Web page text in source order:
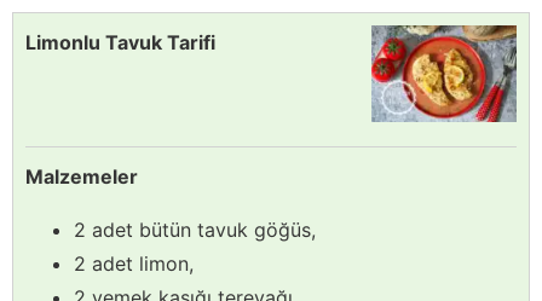
Limonlu Tavuk Tarifi
Malzemeler
2 adet bütün tavuk göğüs,
2 adet limon,